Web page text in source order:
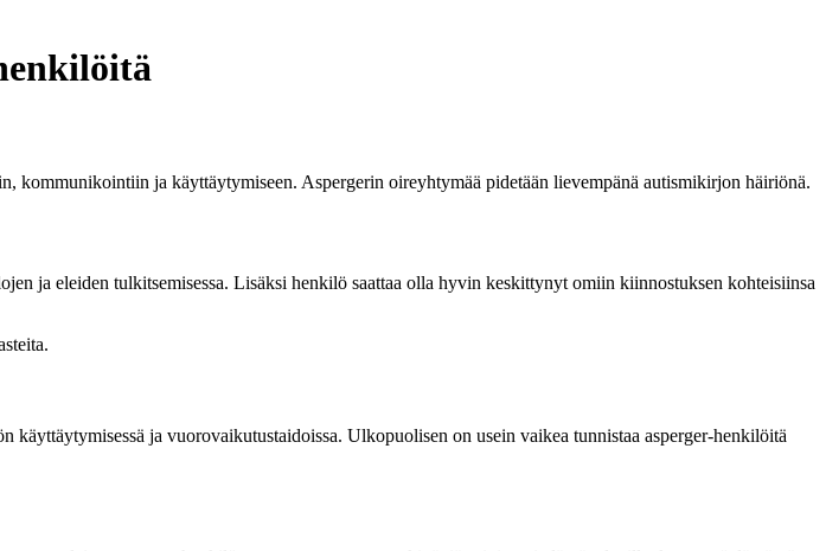
ja käyttäytymiseen. Aspergerin oireyhtymää pidetään lievempänä autismikirjon häiriönä.
ja eleiden tulkitsemisessa. Lisäksi henkilö saattaa olla hyvin keskittynyt omiin kiinnostuksen kohteisiinsa
ja vuorovaikutustaidoissa. Ulkopuolisen on usein vaikea tunnistaa asperger-henkilöitä